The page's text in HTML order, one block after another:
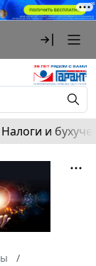
Налоги и